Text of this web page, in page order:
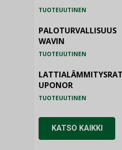
TUOTEUUTINEN
PALOTURVALLISUUS
WAVIN
TUOTEUUTINEN
UPONOR
TUOTEUUTINEN
KATSO KAIKKI